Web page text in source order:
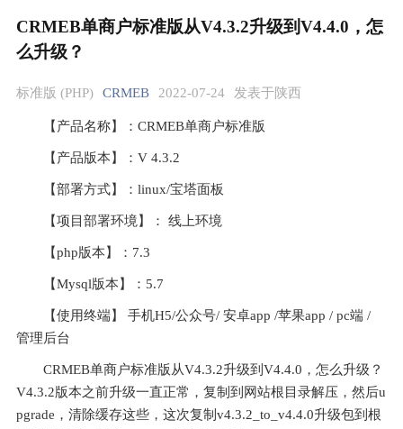
CRMEB单商户标准版从V4.3.2升级到V4.4.0，怎
么升级？
标准版 (PHP) CRMEB 2022-07-24 发表于陕西
【产品名称】：CRMEB单商户标准版
【产品版本】：V 4.3.2
【部署方式】：linux/宝塔面板
【项目部署环境】： 线上环境
【php版本】：7.3
【Mysql版本】：5.7
【使用终端】 手机H5/公众号/ 安卓app /苹果app / pc端 /
管理后台
CRMEB单商户标准版从V4.3.2升级到V4.4.0，怎么升级？
V4.3.2版本之前升级一直正常，复制到网站根目录解压，然后u
pgrade，清除缓存这些，这次复制v4.3.2_to_v4.4.0升级包到根